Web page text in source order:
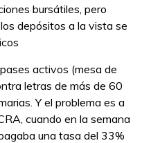
bursátiles, pero
depósitos a la vista se
activos (mesa de
letras de más de 60
Y el problema es a
cuando en la semana
una tasa del 33%